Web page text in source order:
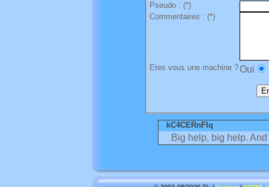
Pseudo : (*)
Commentaires : (*)
Etes vous une machine ?Oui
kC4CERnFIq
Big help, big help.